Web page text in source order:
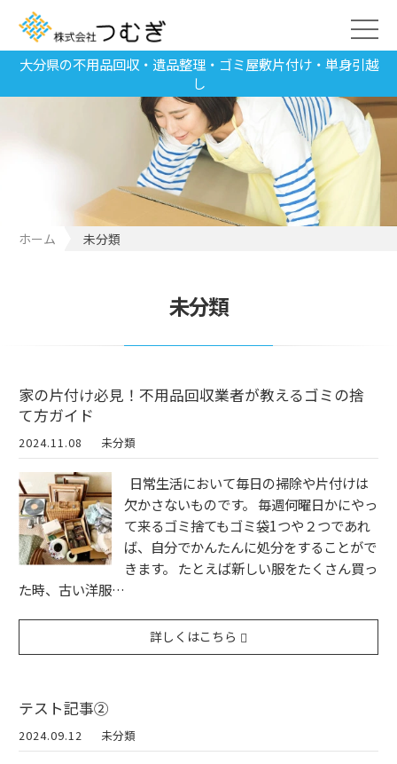
大分県の不用品回収・遺品整理・ゴミ屋敷片付け・単身引越
し
ホーム 未分類
未分類
家の片付け必見！不用品回収業者が教えるゴミの捨
て方ガイド
2024.11.08 未分類
日常生活において毎日の掃除や片付けは
欠かさないものです。 毎週何曜日かにやっ
て来るゴミ捨てもゴミ袋1つや２つであれ
ば、自分でかんたんに処分をすることがで
きます。 たとえば新しい服をたくさん買っ
た時、古い洋服…
詳しくはこちら
テスト記事②
2024.09.12 未分類